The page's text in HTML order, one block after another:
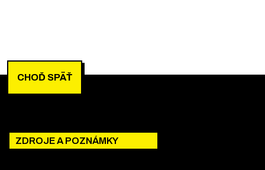
CHOĎ SPÄŤ
ZDROJE A POZNÁMKY